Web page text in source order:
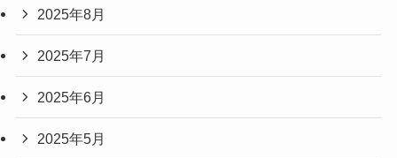
2025年8月
2025年7月
2025年6月
2025年5月